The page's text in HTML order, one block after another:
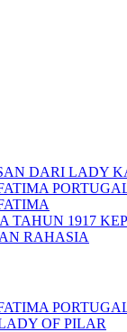
DARI LADY
TAHUN 1917
RAHASIA
OF PILAR